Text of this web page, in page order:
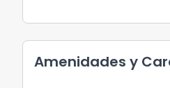
Amenidades y